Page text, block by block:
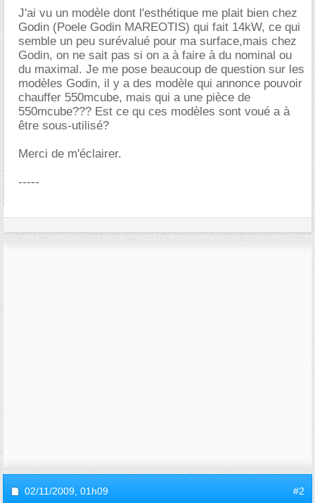
J'ai vu un modèle dont l'esthétique me plait bien chez
Godin (Poele Godin MAREOTIS) qui fait 14kW, ce qui
semble un peu surévalué pour ma surface,mais chez
Godin, on ne sait pas si on a à faire à du nominal ou
du maximal. Je me pose beaucoup de question sur les
modèles Godin, il y a des modèle qui annonce pouvoir
chauffer 550mcube, mais qui a une pièce de
550mcube??? Est ce qu ces modèles sont voué a à
être sous-utilisé?
Merci de m'éclairer.
-----
02/11/2009, 01h09 #2